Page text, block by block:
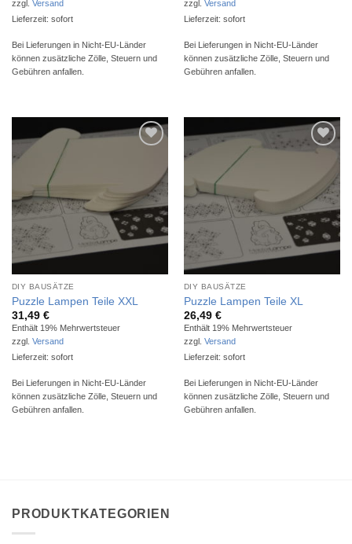
zzgl. Versand
Lieferzeit: sofort
Bei Lieferungen in Nicht-EU-Länder
können zusätzliche Zölle, Steuern und
Gebühren anfallen.
zzgl. Versand
Lieferzeit: sofort
Bei Lieferungen in Nicht-EU-Länder
können zusätzliche Zölle, Steuern und
Gebühren anfallen.
DIY BAUSÄTZE
Puzzle Lampen Teile XXL
31,49 €
Enthält 19% Mehrwertsteuer
zzgl. Versand
Lieferzeit: sofort
Bei Lieferungen in Nicht-EU-Länder
können zusätzliche Zölle, Steuern und
Gebühren anfallen.
DIY BAUSÄTZE
Puzzle Lampen Teile XL
26,49 €
Enthält 19% Mehrwertsteuer
zzgl. Versand
Lieferzeit: sofort
Bei Lieferungen in Nicht-EU-Länder
können zusätzliche Zölle, Steuern und
Gebühren anfallen.
PRODUKTKATEGORIEN